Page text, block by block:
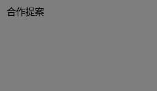
合作提案